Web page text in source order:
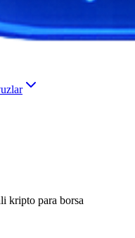
kripto para borsa